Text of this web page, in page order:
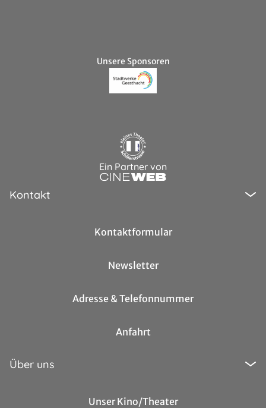
Unsere Sponsoren
Ein Partner von
Kontakt
Kontaktformular
Newsletter
Adresse & Telefonnummer
Anfahrt
Über uns
Unser Kino/Theater